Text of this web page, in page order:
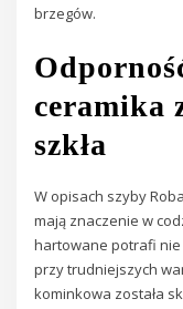
brzegów.
ceramika
szkła
W opisach szyby
mają znaczenie w
hartowane potrafi nie
przy trudniejszych
kominkowa została